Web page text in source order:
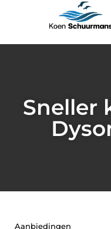
Sneller
Aanbiedingen